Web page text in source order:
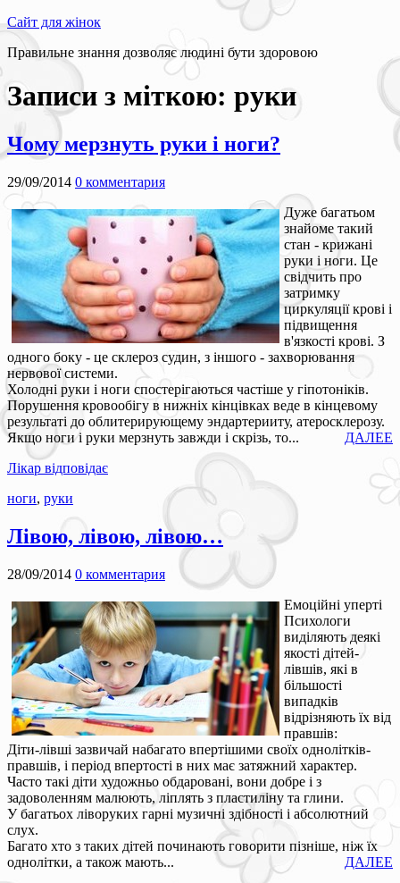
Сайт для жінок
Правильне знання дозволяє людині бути здоровою
Записи з міткою: руки
Чому мерзнуть руки і ноги?
29/09/2014 0 комментария
Дуже багатьом
знайоме такий
стан - крижані
руки і ноги. Це
свідчить про
затримку
циркуляції крові і
підвищення
в'язкості крові. З
одного боку - це склероз судин, з іншого - захворювання
нервової системи.
Холодні руки і ноги спостерігаються частіше у гіпотоніків.
Порушення кровообігу в нижніх кінцівках веде в кінцевому
результаті до облитерирующему эндартерииту, атеросклерозу.
Якщо ноги і руки мерзнуть завжди і скрізь, то...
ДАЛЕЕ
Лікар відповідає
ноги, руки
Лівою, лівою, лівою…
28/09/2014 0 комментария
Емоційні уперті
Психологи
виділяють деякі
якості дітей-
лівшів, які в
більшості
випадків
відрізняють їх від
правшів:
Діти-лівші зазвичай набагато впертішими своїх однолітків-
правшів, і період впертості в них має затяжний характер.
Часто такі діти художньо обдаровані, вони добре і з
задоволенням малюють, ліплять з пластиліну та глини.
У багатьох ліворуких гарні музичні здібності і абсолютний
слух.
Багато хто з таких дітей починають говорити пізніше, ніж їх
однолітки, а також мають...
ДАЛЕЕ